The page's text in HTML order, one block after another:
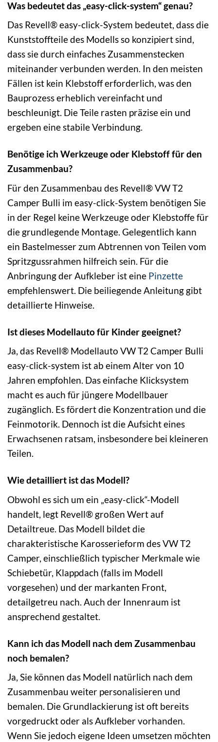
Was bedeutet das „easy-click-system“ genau?
Das Revell® easy-click-System bedeutet, dass die
Kunststoffteile des Modells so konzipiert sind,
dass sie durch einfaches Zusammenstecken
miteinander verbunden werden. In den meisten
Fällen ist kein Klebstoff erforderlich, was den
Bauprozess erheblich vereinfacht und
beschleunigt. Die Teile rasten präzise ein und
ergeben eine stabile Verbindung.
Benötige ich Werkzeuge oder Klebstoff für den
Zusammenbau?
Für den Zusammenbau des Revell® VW T2
Camper Bulli im easy-click-System benötigen Sie
in der Regel keine Werkzeuge oder Klebstoffe für
die grundlegende Montage. Gelegentlich kann
ein Bastelmesser zum Abtrennen von Teilen vom
Spritzgussrahmen hilfreich sein. Für die
Anbringung der Aufkleber ist eine Pinzette
empfehlenswert. Die beiliegende Anleitung gibt
detaillierte Hinweise.
Ist dieses Modellauto für Kinder geeignet?
Ja, das Revell® Modellauto VW T2 Camper Bulli
easy-click-system ist ab einem Alter von 10
Jahren empfohlen. Das einfache Klicksystem
macht es auch für jüngere Modellbauer
zugänglich. Es fördert die Konzentration und die
Feinmotorik. Dennoch ist die Aufsicht eines
Erwachsenen ratsam, insbesondere bei kleineren
Teilen.
Wie detailliert ist das Modell?
Obwohl es sich um ein „easy-click“-Modell
handelt, legt Revell® großen Wert auf
Detailtreue. Das Modell bildet die
charakteristische Karosserieform des VW T2
Camper, einschließlich typischer Merkmale wie
Schiebetür, Klappdach (falls im Modell
vorgesehen) und der markanten Front,
detailgetreu nach. Auch der Innenraum ist
ansprechend gestaltet.
Kann ich das Modell nach dem Zusammenbau
noch bemalen?
Ja, Sie können das Modell natürlich nach dem
Zusammenbau weiter personalisieren und
bemalen. Die Grundlackierung ist oft bereits
vorgedruckt oder als Aufkleber vorhanden.
Wenn Sie jedoch eigene Ideen umsetzen möchten